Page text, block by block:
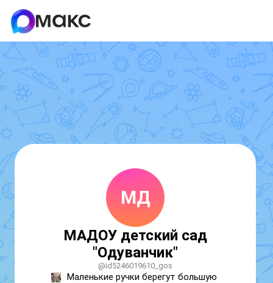
МД
МАДОУ детский сад
"Одуванчик"
@id5246019610_gos
Маленькие ручки берегут большую